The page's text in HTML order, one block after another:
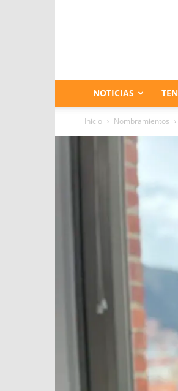
NOTICIAS
Inicio Nombramientos